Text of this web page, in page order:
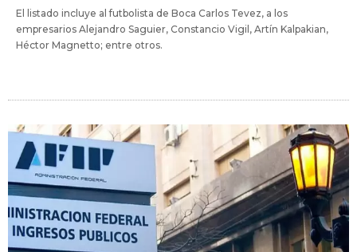
El listado incluye al futbolista de Boca Carlos Tevez, a los
empresarios Alejandro Saguier, Constancio Vigil, Artín Kalpakian,
Héctor Magnetto; entre otros.